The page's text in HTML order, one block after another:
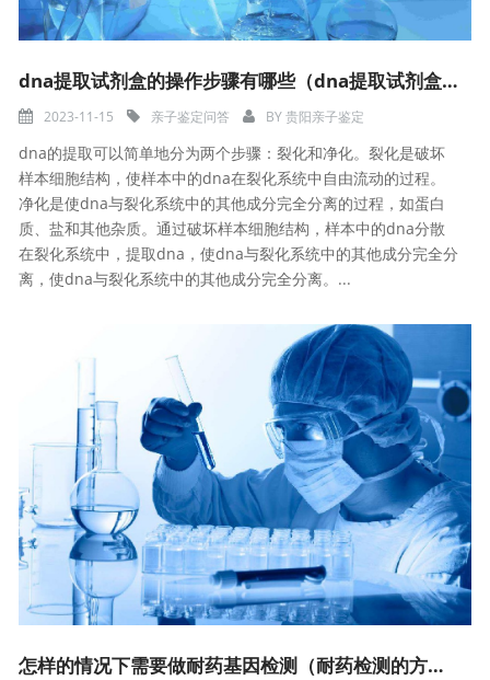
dna提取试剂盒的操作步骤有哪些（dna提取试剂盒的注意事项）
2023-11-15 亲子鉴定问答 BY贵阳亲子鉴定
dna的提取可以简单地分为两个步骤：裂化和净化。裂化是破坏
样本细胞结构，使样本中的dna在裂化系统中自由流动的过程。
净化是使dna与裂化系统中的其他成分完全分离的过程，如蛋白
质、盐和其他杂质。通过破坏样本细胞结构，样本中的dna分散
在裂化系统中，提取dna，使dna与裂化系统中的其他成分完全分
离，使dna与裂化系统中的其他成分完全分离。...
怎样的情况下需要做耐药基因检测（耐药检测的方法）